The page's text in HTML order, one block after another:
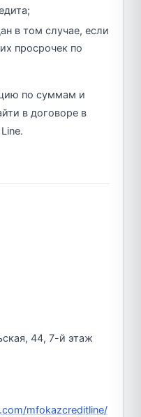
в том случае, если
просрочек по
по суммам и
в договоре в
44, 7-й этаж
mfokazcreditline/